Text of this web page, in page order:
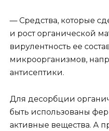
— Средства, которые
и рост органической
вирулентность ее
микроорганизмов,
антисептики.
Для десорбции
быть использованы
активные вещества. А